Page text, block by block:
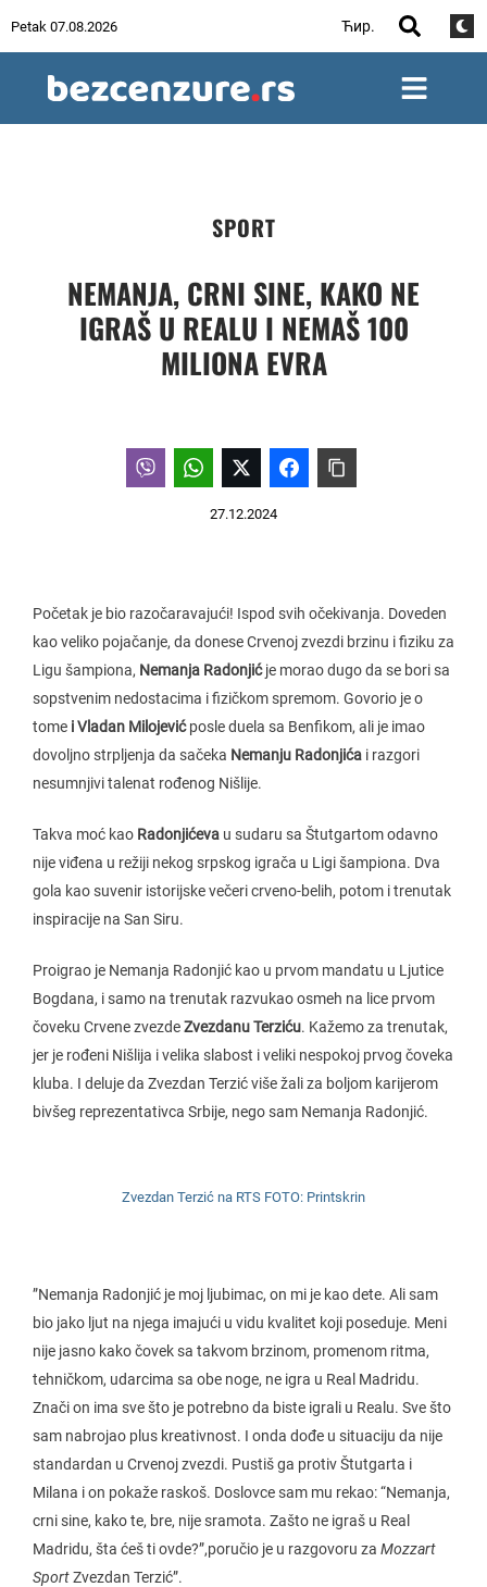
Petak 07.08.2026 Ћир.
SPORT
NEMANJA, CRNI SINE, KAKO NE
IGRAŠ U REALU I NEMAŠ 100
MILIONA EVRA
27.12.2024
Početak je bio razočaravajući! Ispod svih očekivanja. Doveden
kao veliko pojačanje, da donese Crvenoj zvezdi brzinu i fiziku za
Ligu šampiona, Nemanja Radonjićje morao dugo da se bori sa
sopstvenim nedostacima i fizičkom spremom. Govorio je o
tome i Vladan Milojevićposle duela sa Benfikom, ali je imao
dovoljno strpljenja da sačeka Nemanju Radonjića i razgori
nesumnjivi talenat rođenog Nišlije.
Takva moć kao Radonjićeva u sudaru sa Štutgartom odavno
nije viđena u režiji nekog srpskog igrača u Ligi šampiona. Dva
gola kao suvenir istorijske večeri crveno-belih, potom i trenutak
inspiracije na San Siru.
Proigrao je Nemanja Radonjić kao u prvom mandatu u Ljutice
Bogdana, i samo na trenutak razvukao osmeh na lice prvom
čoveku Crvene zvezdeZvezdanu Terziću. Kažemo za trenutak,
jer je rođeni Nišlija i velika slabost i veliki nespokoj prvog čoveka
kluba. I deluje da Zvezdan Terzić više žali za boljom karijerom
bivšeg reprezentativca Srbije, nego sam Nemanja Radonjić.
Zvezdan Terzić na RTS FOTO: Printskrin
”Nemanja Radonjić je moj ljubimac, on mi je kao dete. Ali sam
bio jako ljut na njega imajući u vidu kvalitet koji poseduje. Meni
nije jasno kako čovek sa takvom brzinom, promenom ritma,
tehničkom, udarcima sa obe noge, ne igra u Real Madridu.
Znači on ima sve što je potrebno da biste igrali u Realu. Sve što
sam nabrojao plus kreativnost. I onda dođe u situaciju da nije
standardan u Crvenoj zvezdi. Pustiš ga protiv Štutgarta i
Milana i on pokaže raskoš. Doslovce sam mu rekao: “Nemanja,
crni sine, kako te, bre, nije sramota. Zašto ne igraš u Real
Madridu, šta ćeš ti ovde?”,poručio je u razgovoru za Mozzart
SportZvezdan Terzić”.